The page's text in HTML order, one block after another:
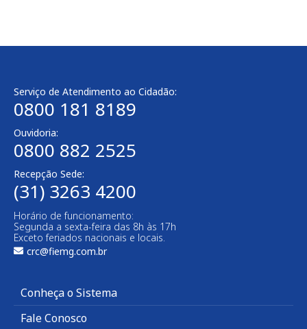
Serviço de Atendimento ao Cidadão:
0800 181 8189
Ouvidoria:
0800 882 2525​
Recepção Sede:
(31) 3263 4200
Horário de funcionamento:
Segunda a sexta-feira das 8h às 17h
Exceto feriados nacionais e locais.
crc@fiemg.com.br
Conheça o Sistema
Fale Conosco